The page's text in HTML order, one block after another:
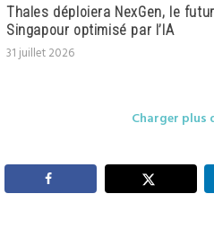
Thales déploiera NexGen, le
Singapour optimisé par l’IA
31 juillet 2026
Charger plus